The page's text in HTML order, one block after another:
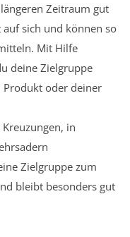
Zeitraum gut
sich und können so
Mit Hilfe
deine Zielgruppe
oder deiner
in
Zielgruppe zum
bleibt besonders gut